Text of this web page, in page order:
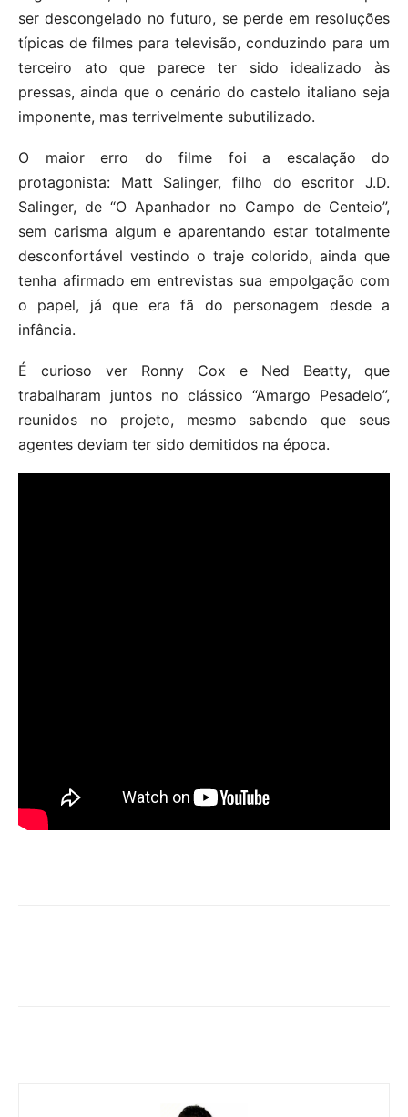
ser descongelado no futuro, se perde em resoluções
típicas de filmes para televisão, conduzindo para um
terceiro ato que parece ter sido idealizado às
pressas, ainda que o cenário do castelo italiano seja
imponente, mas terrivelmente subutilizado.
O maior erro do filme foi a escalação do
protagonista: Matt Salinger, filho do escritor J.D.
Salinger, de “O Apanhador no Campo de Centeio”,
sem carisma algum e aparentando estar totalmente
desconfortável vestindo o traje colorido, ainda que
tenha afirmado em entrevistas sua empolgação com
o papel, já que era fã do personagem desde a
infância.
É curioso ver Ronny Cox e Ned Beatty, que
trabalharam juntos no clássico “Amargo Pesadelo”,
reunidos no projeto, mesmo sabendo que seus
agentes deviam ter sido demitidos na época.